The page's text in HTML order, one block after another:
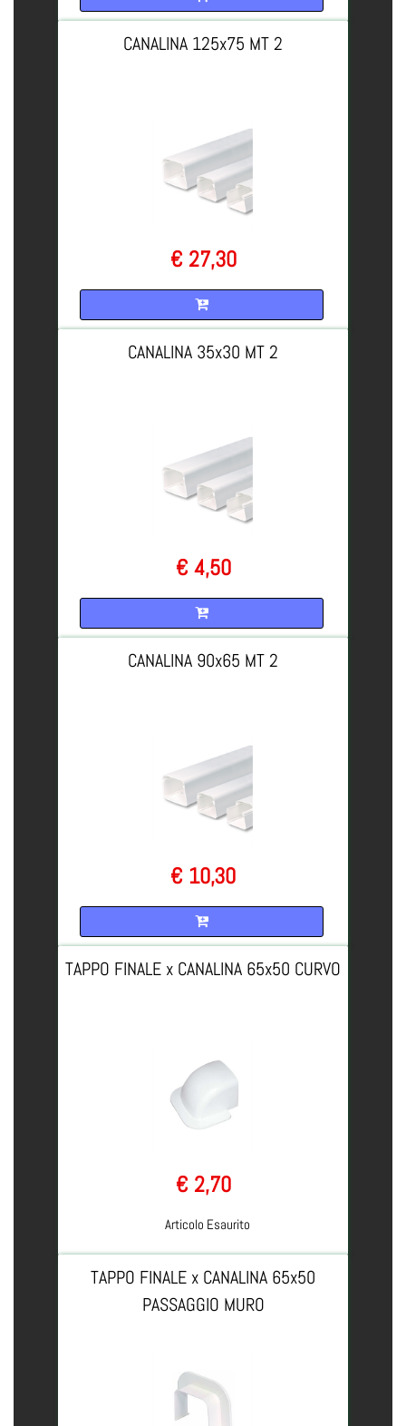
CANALINA 125x75 MT 2
€ 27,30
CANALINA 35x30 MT 2
€ 4,50
CANALINA 90x65 MT 2
€ 10,30
TAPPO FINALE x CANALINA 65x50 CURVO
€ 2,70
Articolo Esaurito
TAPPO FINALE x CANALINA 65x50
PASSAGGIO MURO